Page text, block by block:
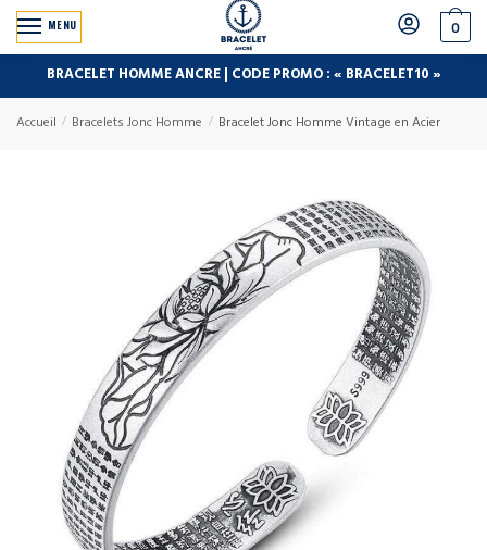
MENU 0
BRACELET HOMME ANCRE | CODE PROMO : « BRACELET10 »
Accueil / Bracelets Jonc Homme / Bracelet Jonc Homme Vintage en Acier